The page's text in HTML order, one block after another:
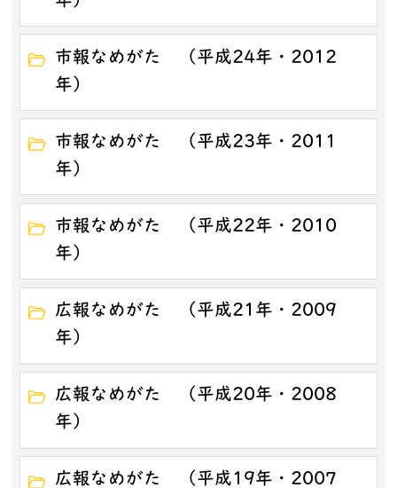
市報なめがた （平成24年・2012
年）
市報なめがた （平成23年・2011
年）
市報なめがた （平成22年・2010
年）
広報なめがた （平成21年・2009
年）
広報なめがた （平成20年・2008
年）
広報なめがた （平成19年・2007